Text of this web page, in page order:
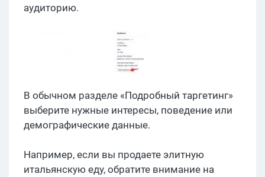
аудиторию.
В обычном разделе «Подробный таргетинг»
выберите нужные интересы, поведение или
демографические данные.
Например, если вы продаете элитную
итальянскую еду, обратите внимание на